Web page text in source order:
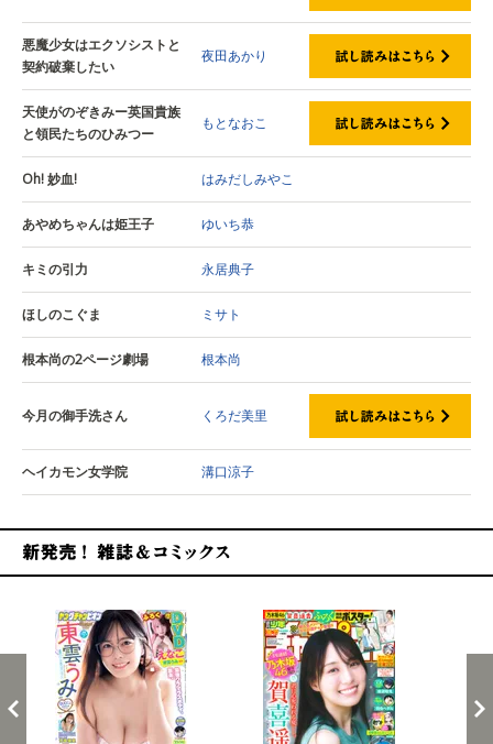
悪魔少女はエクソシストと
契約破棄したい
夜田あかり
天使がのぞきみー英国貴族
と領民たちのひみつー
もとなおこ
Oh! 妙血! はみだしみやこ
あやめちゃんは姫王子 ゆいち恭
キミの引力 永居典子
ほしのこぐま ミサト
根本尚の2ページ劇場 根本尚
今月の御手洗さん くろだ美里
ヘイカモン女学院 溝口涼子